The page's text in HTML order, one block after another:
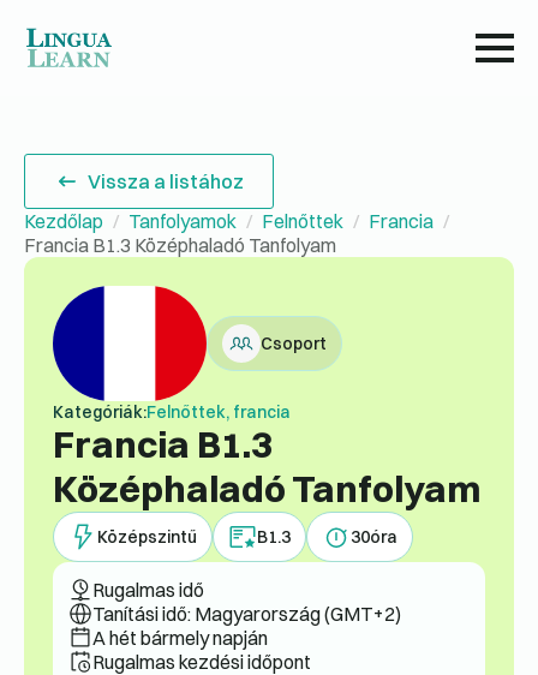
Vissza a listához
Kezdőlap
Tanfolyamok Felnőttek
Francia
Francia B1.3 Középhaladó Tanfolyam
Csoport
Kategóriák:Felnőttek, francia
Francia B1.3
Középhaladó Tanfolyam
Középszintű B1.3 30óra
Rugalmas idő
Tanítási idő: Magyarország (GMT+2)
A hét bármely napján
Rugalmas kezdési időpont